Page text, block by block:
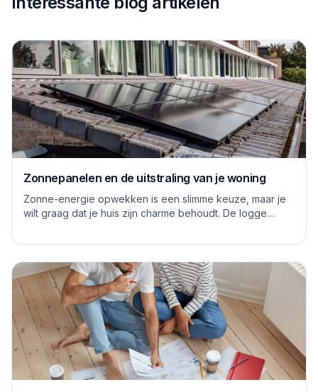
Zonnepanelen en de uitstraling van je woning
Zonne-energie opwekken is een slimme keuze, maar je
wilt graag dat je huis zijn charme behoudt. De logge